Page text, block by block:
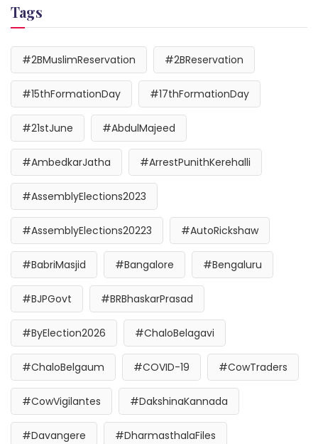
Tags
#2BMuslimReservation #2BReservation
#15thFormationDay #17thFormationDay
#21stJune #AbdulMajeed
#AmbedkarJatha #ArrestPunithKerehalli
#AssemblyElections2023
#AssemblyElections20223 #AutoRickshaw
#BabriMasjid #Bangalore #Bengaluru
#BJPGovt #BRBhaskarPrasad
#ByElection2026 #ChaloBelagavi
#ChaloBelgaum #COVID-19 #CowTraders
#CowVigilantes #DakshinaKannada
#Davangere #DharmasthalaFiles